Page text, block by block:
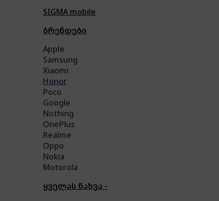
SIGMA mobile
ბრენდები
Apple
Samsung
Xiaomi
Honor
Poco
Google
Nothing
OnePlus
Realme
Oppo
Nokia
Motorola
ყველას ნახვა -